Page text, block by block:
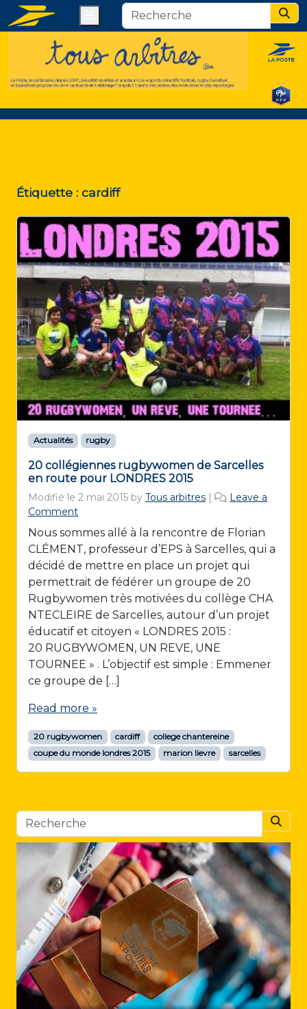
Étiquette : cardiff
Actualités rugby
20 collégiennes rugbywomen de Sarcelles
en route pour LONDRES 2015
Modifié le 2 mai 2015 by Tous arbitres
Leave a
Comment
Nous sommes allé à la rencontre de Florian
CLÉMENT, professeur d’EPS à Sarcelles, qui a
décidé de mettre en place un projet qui
permettrait de fédérer un groupe de 20
Rugbywomen très motivées du collège CHA
NTECLEIRE de Sarcelles, autour d’un projet
éducatif et citoyen « LONDRES 2015 :
20 RUGBYWOMEN, UN REVE, UNE
TOURNEE » . L’objectif est simple : Emmener
ce groupe de […]
Read more »
20 rugbywomen cardiff
college chantereine
coupe du monde londres 2015
marion lievre sarcelles